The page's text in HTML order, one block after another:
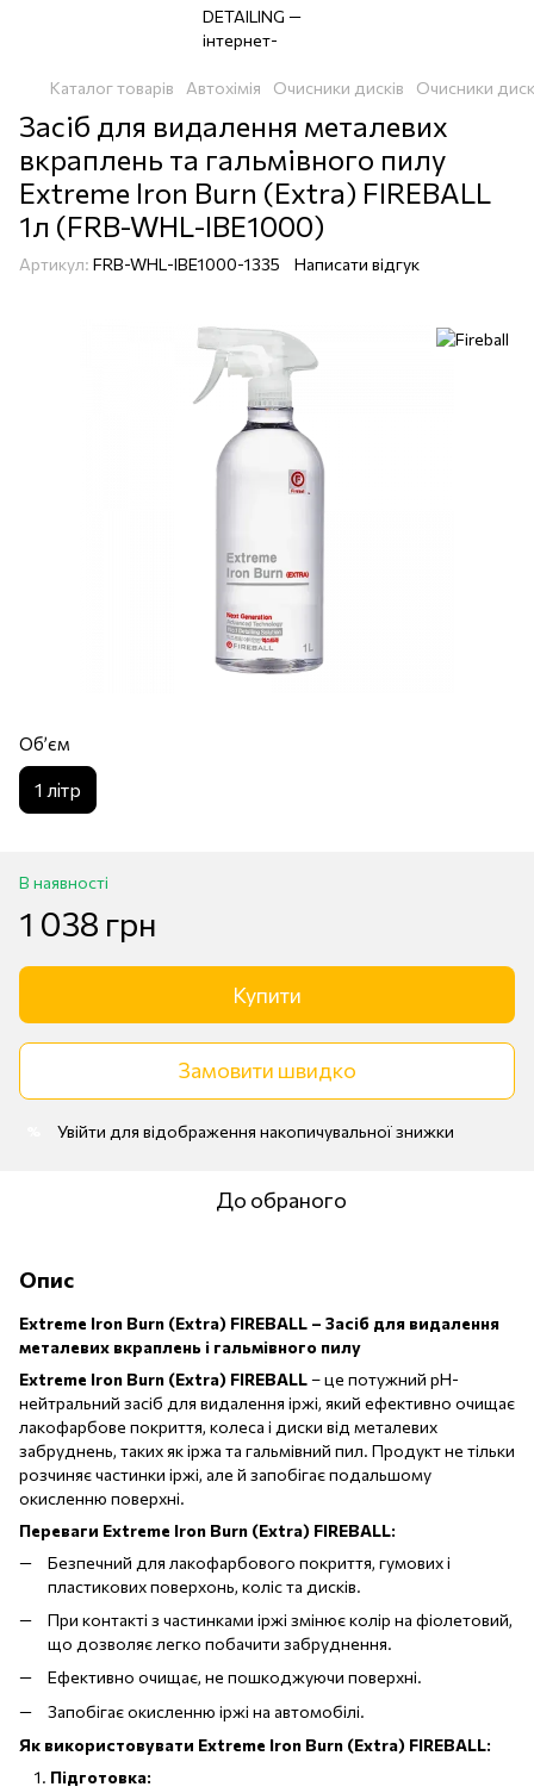
Каталог товарів Автохімія Очисники дисків Очисники
Засіб для видалення металевих
вкраплень та гальмівного пилу
Extreme Iron Burn (Extra) FIREBALL
1л (FRB-WHL-IBE1000)
Артикул: FRB-WHL-IBE1000-1335 Написати відгук
Обʼєм
1 лiтр
В наявності
1 038 грн
Купити
Замовити швидко
Увійти для відображення накопичувальної знижки
До обраного
Опис
Extreme Iron Burn (Extra) FIREBALL – Засіб для видалення
металевих вкраплень і гальмівного пилу
Extreme Iron Burn (Extra) FIREBALL– це потужний pH-
нейтральний засіб для видалення іржі, який ефективно очищає
лакофарбове покриття, колеса і диски від металевих
забруднень, таких як іржа та гальмівний пил. Продукт не тільки
розчиняє частинки іржі, але й запобігає подальшому
окисленню поверхні.
Переваги Extreme Iron Burn (Extra) FIREBALL:
Безпечний для лакофарбового покриття, гумових і
пластикових поверхонь, коліс та дисків.
При контакті з частинками іржі змінює колір на фіолетовий,
що дозволяє легко побачити забруднення.
Ефективно очищає, не пошкоджуючи поверхні.
Запобігає окисленню іржі на автомобілі.
Як використовувати Extreme Iron Burn (Extra) FIREBALL:
Підготовка: